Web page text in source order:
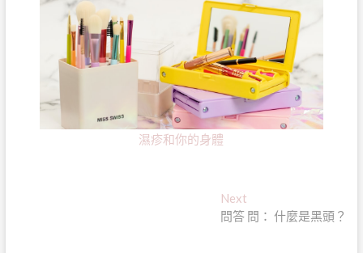
濕疹和你的身體
Next
post:
問答 問： 什麼是黑頭？